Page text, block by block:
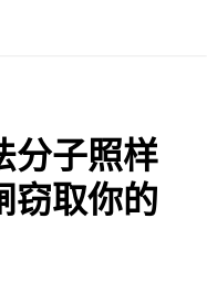
博客
分子照样
窃取你的